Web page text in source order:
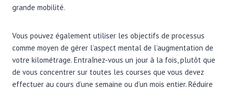
grande mobilité.
Vous pouvez également utiliser les objectifs de processus
comme moyen de gérer l’aspect mental de l’augmentation de
votre kilométrage. Entraînez-vous un jour à la fois, plutôt que
de vous concentrer sur toutes les courses que vous devez
effectuer au cours d’une semaine ou d’un mois entier. Réduire